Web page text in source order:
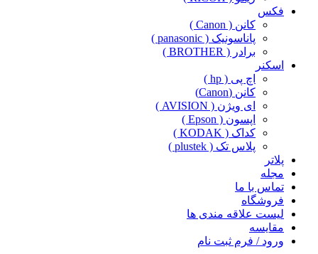
فکس
کانن ( Canon )
پاناسونیک ( panasonic )
برادر ( BROTHER )
اسکنر
اچ پی ( hp )
کانن (Canon)
ای ویژن ( AVISION )
اپسون ( Epson )
کداک ( KODAK )
پلاس تک ( plustek )
پلاتر
مجله
تماس با ما
فروشگاه
لیست علاقه مندی ها
مقایسه
ورود / فرم ثبت نام